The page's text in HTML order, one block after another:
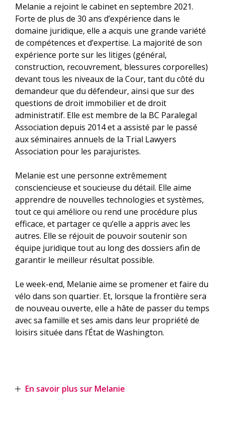
Melanie a rejoint le cabinet en septembre 2021.
Forte de plus de 30 ans d’expérience dans le
domaine juridique, elle a acquis une grande variété
de compétences et d’expertise. La majorité de son
expérience porte sur les litiges (général,
construction, recouvrement, blessures corporelles)
devant tous les niveaux de la Cour, tant du côté du
demandeur que du défendeur, ainsi que sur des
questions de droit immobilier et de droit
administratif. Elle est membre de la BC Paralegal
Association depuis 2014 et a assisté par le passé
aux séminaires annuels de la Trial Lawyers
Association pour les parajuristes.
Melanie est une personne extrêmement
consciencieuse et soucieuse du détail. Elle aime
apprendre de nouvelles technologies et systèmes,
tout ce qui améliore ou rend une procédure plus
efficace, et partager ce qu’elle a appris avec les
autres. Elle se réjouit de pouvoir soutenir son
équipe juridique tout au long des dossiers afin de
garantir le meilleur résultat possible.
Le week-end, Melanie aime se promener et faire du
vélo dans son quartier. Et, lorsque la frontière sera
de nouveau ouverte, elle a hâte de passer du temps
avec sa famille et ses amis dans leur propriété de
loisirs située dans l’État de Washington.
En savoir plus sur Melanie